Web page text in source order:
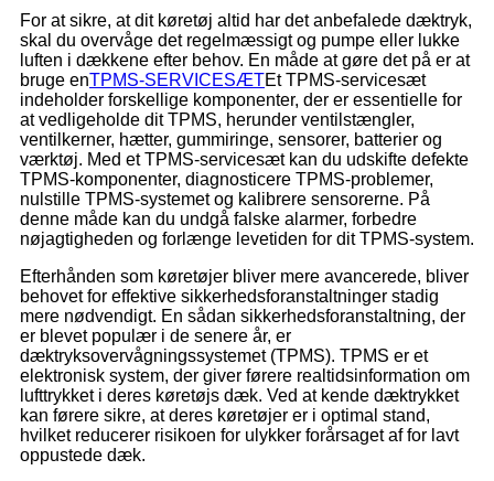
For at sikre, at dit køretøj altid har det anbefalede dæktryk,
skal du overvåge det regelmæssigt og pumpe eller lukke
luften i dækkene efter behov. En måde at gøre det på er at
bruge enTPMS-SERVICESÆTEt TPMS-servicesæt
indeholder forskellige komponenter, der er essentielle for
at vedligeholde dit TPMS, herunder ventilstængler,
ventilkerner, hætter, gummiringe, sensorer, batterier og
værktøj. Med et TPMS-servicesæt kan du udskifte defekte
TPMS-komponenter, diagnosticere TPMS-problemer,
nulstille TPMS-systemet og kalibrere sensorerne. På
denne måde kan du undgå falske alarmer, forbedre
nøjagtigheden og forlænge levetiden for dit TPMS-system.
Efterhånden som køretøjer bliver mere avancerede, bliver
behovet for effektive sikkerhedsforanstaltninger stadig
mere nødvendigt. En sådan sikkerhedsforanstaltning, der
er blevet populær i de senere år, er
dæktryksovervågningssystemet (TPMS). TPMS er et
elektronisk system, der giver førere realtidsinformation om
lufttrykket i deres køretøjs dæk. Ved at kende dæktrykket
kan førere sikre, at deres køretøjer er i optimal stand,
hvilket reducerer risikoen for ulykker forårsaget af for lavt
oppustede dæk.